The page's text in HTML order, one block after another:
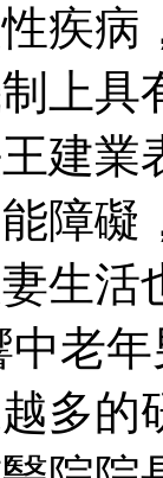
疾病
上
建業
障
生
老
多的